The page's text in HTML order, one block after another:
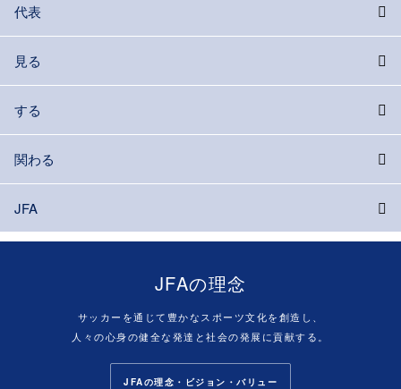
代表
見る
する
関わる
JFA
JFAの理念
サッカーを通じて豊かなスポーツ文化を創造し、
人々の心身の健全な発達と社会の発展に貢献する。
JFAの理念・ビジョン・バリュー